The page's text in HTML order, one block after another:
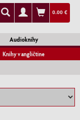
0.00 €
Audioknihy
Knihy v angličtine